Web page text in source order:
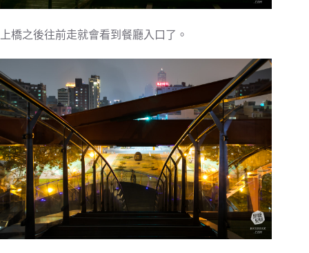
上橋之後往前走就會看到餐廳入口了。